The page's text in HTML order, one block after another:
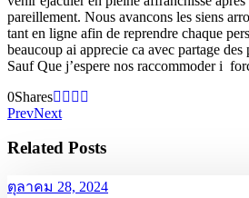
pareillement. Nous avancons les siens
tant en ligne afin de reprendre chaque
beaucoup ai apprecie ca avec partage
Sauf Que j’espere nos raccommoder i
0Shares
PrevNext
Related Posts
ตุลาคม 28, 2024